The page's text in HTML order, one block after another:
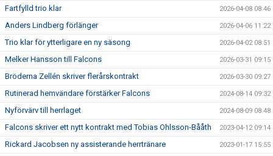
Fartfylld trio klar 2026-04-08 08:46
Anders Lindberg förlänger 2026-04-06 11:22
Trio klar för ytterligare en ny säsong 2026-04-02 08:51
Melker Hansson till Falcons 2026-03-31 09:15
Bröderna Zellén skriver flerårskontrakt 2026-03-30 09:27
Rutinerad hemvändare förstärker Falcons 2024-08-14 09:32
Nyförvärv till herrlaget 2024-08-09 08:48
Falcons skriver ett nytt kontrakt med Tobias Ohlsson-Bååth 2023-04-12 09:14
Rickard Jacobsen ny assisterande herrtränare 2023-01-17 15:55